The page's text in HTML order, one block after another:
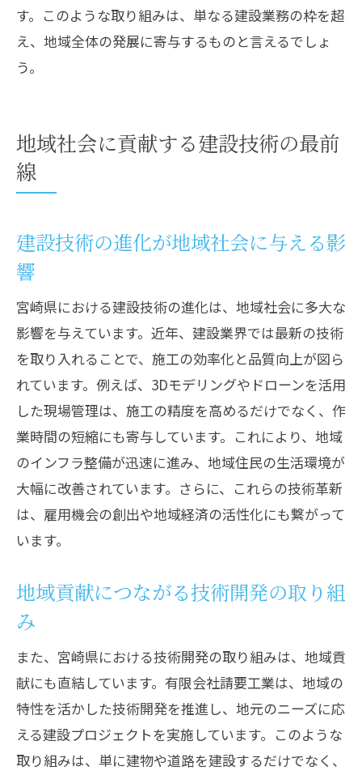
す。このような取り組みは、単なる建設業務の枠を超
え、地域全体の発展に寄与するものと言えるでしょ
う。
地域社会に貢献する建設技術の最前
線
建設技術の進化が地域社会に与える影
響
宮崎県における建設技術の進化は、地域社会に多大な
影響を与えています。近年、建設業界では最新の技術
を取り入れることで、施工の効率化と品質向上が図ら
れています。例えば、3Dモデリングやドローンを活用
した現場管理は、施工の精度を高めるだけでなく、作
業時間の短縮にも寄与しています。これにより、地域
のインフラ整備が迅速に進み、地域住民の生活環境が
大幅に改善されています。さらに、これらの技術革新
は、雇用機会の創出や地域経済の活性化にも繋がって
います。
地域貢献につながる技術開発の取り組
み
また、宮崎県における技術開発の取り組みは、地域貢
献にも直結しています。有限会社請要工業は、地域の
特性を活かした技術開発を推進し、地元のニーズに応
える建設プロジェクトを実施しています。このような
取り組みは、単に建物や道路を建設するだけでなく、